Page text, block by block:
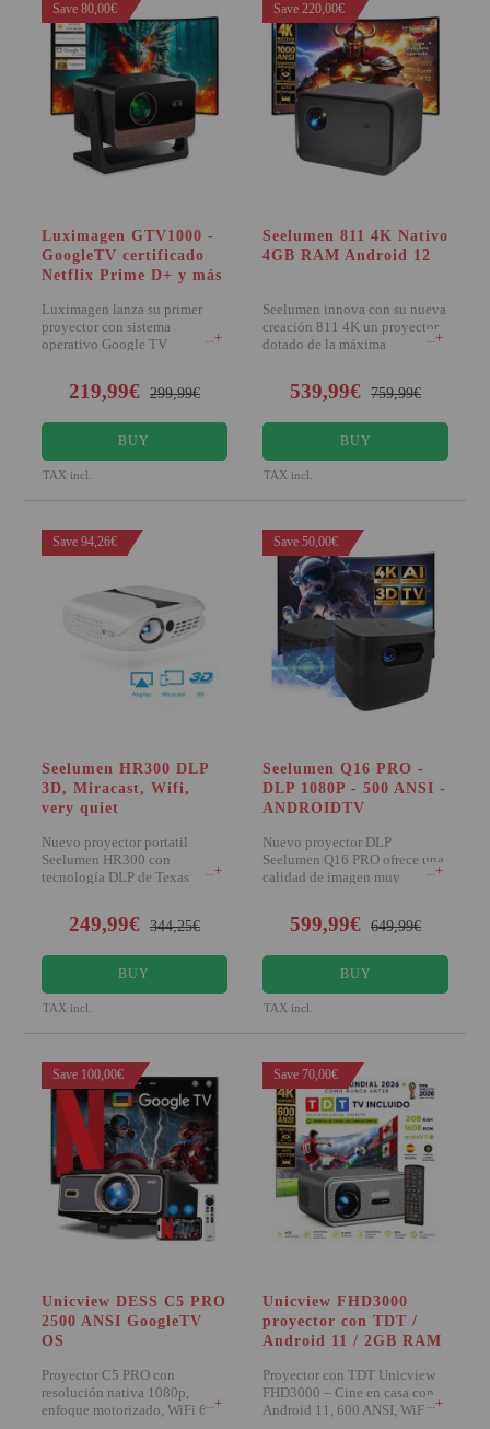
Save 80,00€
Luximagen GTV1000 -
GoogleTV certificado
Netflix Prime D+ y más
Luximagen lanza su primer
proyector con sistema
operativo Google TV
+
219,99€ 299,99€
BUY
TAX incl.
Save 220,00€
Seelumen 811 4K Nativo
4GB RAM Android 12
Seelumen innova con su nueva
creación 811 4K un proyector
dotado de la máxima
+
539,99€ 759,99€
BUY
TAX incl.
Save 94,26€
Seelumen HR300 DLP
3D, Miracast, Wifi,
very quiet
Nuevo proyector portatil
Seelumen HR300 con
tecnología DLP de Texas
+
249,99€ 344,25€
BUY
TAX incl.
Save 50,00€
Seelumen Q16 PRO -
DLP 1080P - 500 ANSI -
ANDROIDTV
Nuevo proyector DLP
Seelumen Q16 PRO ofrece una
calidad de imagen muy
+
599,99€ 649,99€
BUY
TAX incl.
Save 100,00€
Unicview DESS C5 PRO
2500 ANSI GoogleTV
OS
Proyector C5 PRO con
resolución nativa 1080p,
enfoque motorizado, WiFi 6 y+
Save 70,00€
Unicview FHD3000
proyector con TDT /
Android 11 / 2GB RAM
Proyector con TDT Unicview
FHD3000 – Cine en casa con
Android 11, 600 ANSI, WiFi, +